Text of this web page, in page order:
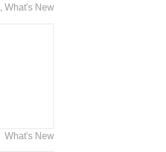
, What's New
What's New